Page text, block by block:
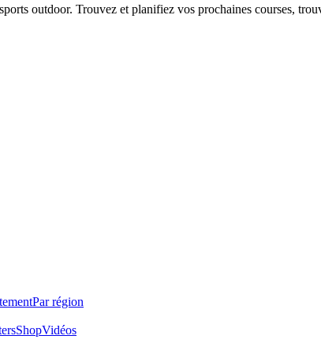
outdoor. Trouvez et planifiez vos prochaines courses,
Par région
ShopVidéos